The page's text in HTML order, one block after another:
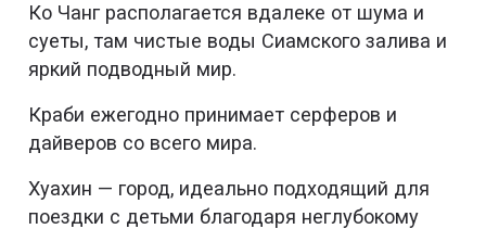
Ко Чанг располагается вдалеке от шума и
суеты, там чистые воды Сиамского залива и
яркий подводный мир.
Краби ежегодно принимает серферов и
дайверов со всего мира.
Хуахин — город, идеально подходящий для
поездки с детьми благодаря неглубокому